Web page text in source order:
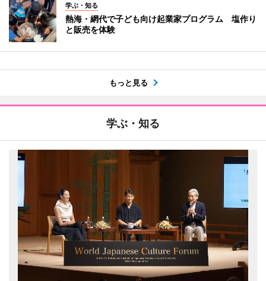
学ぶ・知る
熱海・網代で子ども向け起業家プログラム 塩作り
と販売を体験
もっと見る
学ぶ・知る